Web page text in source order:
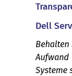
Dell
Behalten
Aufwand
Systeme